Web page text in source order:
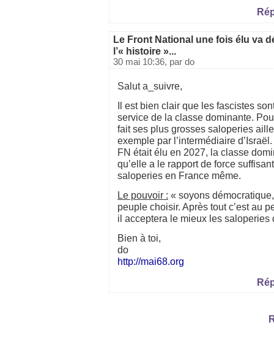
Le Front National une fois élu va
l’« histoire »...
30 mai 10:36, par do
Salut a_suivre,
Il est bien clair que les fascistes
service de la classe dominante.
fait ses plus grosses saloperies
exemple par l’intermédiaire
FN était élu en 2027, la classe
qu’elle a le rapport de force
saloperies en France même.
Le pouvoir : « soyons
peuple choisir. Après tout c’est au
il acceptera le mieux les saloperies
Bien à toi,
do
http://mai68.org